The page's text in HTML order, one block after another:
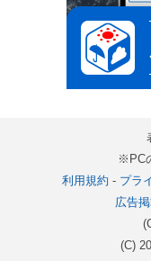
※PC
利用規約 - プラ
広告
(C)